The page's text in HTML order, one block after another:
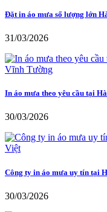
Đặt in áo mưa số lượng lớn
31/03/2026
In áo mưa theo yêu cầu tại
30/03/2026
Công ty in áo mưa uy tín tại
30/03/2026